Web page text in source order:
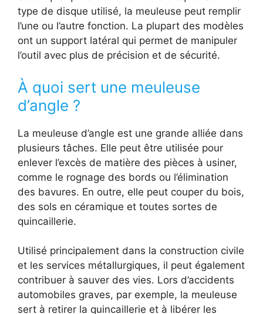
type de disque utilisé, la meuleuse peut remplir
l’une ou l’autre fonction. La plupart des modèles
ont un support latéral qui permet de manipuler
l’outil avec plus de précision et de sécurité.
À quoi sert une meuleuse
d’angle ?
La meuleuse d’angle est une grande alliée dans
plusieurs tâches. Elle peut être utilisée pour
enlever l’excès de matière des pièces à usiner,
comme le rognage des bords ou l’élimination
des bavures. En outre, elle peut couper du bois,
des sols en céramique et toutes sortes de
quincaillerie.
Utilisé principalement dans la construction civile
et les services métallurgiques, il peut également
contribuer à sauver des vies. Lors d’accidents
automobiles graves, par exemple, la meuleuse
sert à retirer la quincaillerie et à libérer les